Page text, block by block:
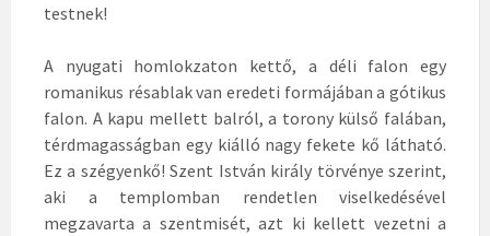
testnek!
A nyugati homlokzaton kettő, a déli falon egy
romanikus résablak van eredeti formájában a gótikus
falon. A kapu mellett balról, a torony külső falában,
térdmagasságban egy kiálló nagy fekete kő látható.
Ez a szégyenkő! Szent István király törvénye szerint,
aki a templomban rendetlen viselkedésével
megzavarta a szentmisét, azt ki kellett vezetni a